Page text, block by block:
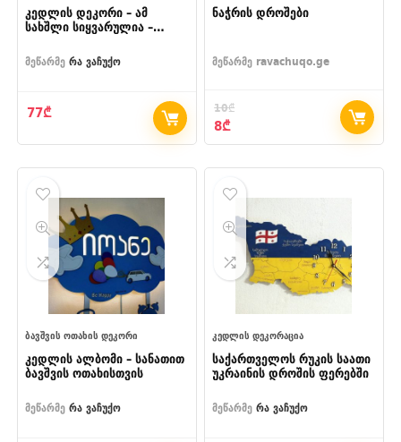
კედლის დეკორი – ამ
სახშლი სიყვარულია –
დიდი
მეწარმე რა ვაჩუქო
77₾
ნაჭრის დროშები
მეწარმე ravachuqo.ge
10₾
Original
price
8₾Current
price
ᲑᲐᲕᲨᲕᲘᲡ ᲝᲗᲐᲮᲘᲡ ᲓᲔᲙᲝᲠᲘ
კედლის ალბომი – სანათით
ბავშვის ოთახისთვის
მეწარმე რა ვაჩუქო
ᲙᲔᲓᲚᲘᲡ ᲓᲔᲙᲝᲠᲐᲪᲘᲐ
საქართველოს რუკის საათი
უკრაინის დროშის ფერებში
მეწარმე რა ვაჩუქო